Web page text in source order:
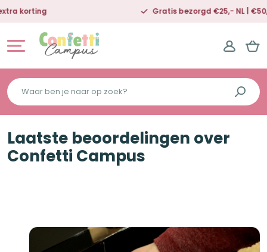
Gratis bezorgd €25,- NL | €50,- BE
Waar
ben
je
naar
op
Laatste beoordelingen over
Confetti Campus